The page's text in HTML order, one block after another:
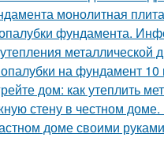
монолитная
фундамента.
металлической
на фундамент 10
дом: как утеплить
стену в честном
доме своими